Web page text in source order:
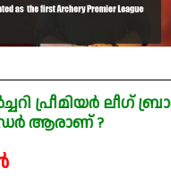
പ്രീമിയർ ലീഗ്
ആരാണ് ?